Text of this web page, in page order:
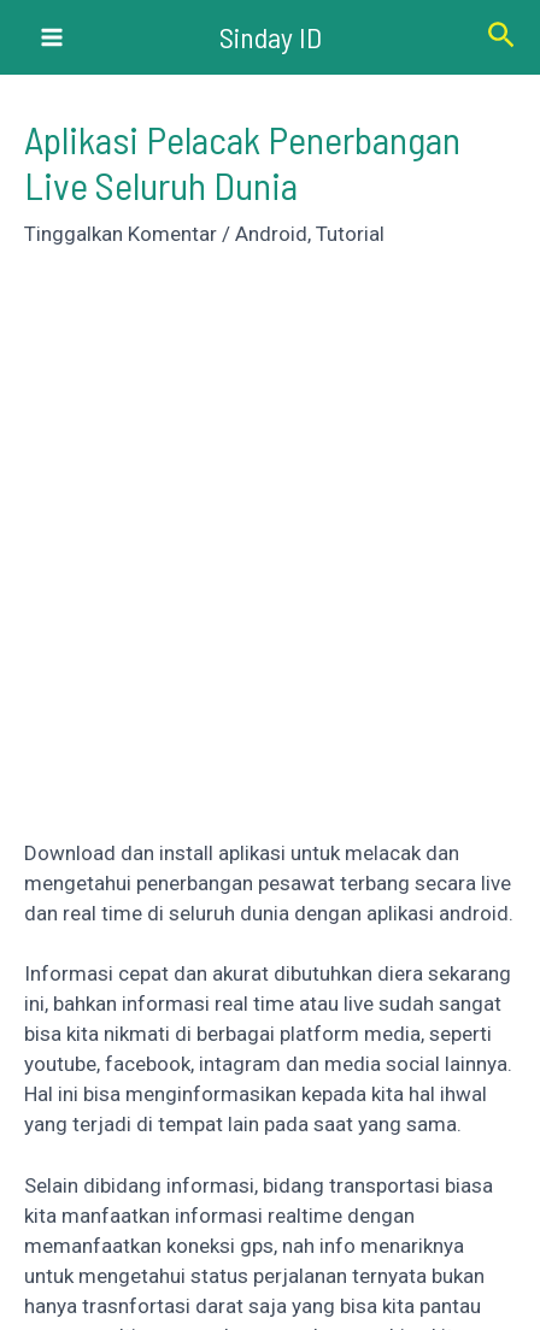
konten
Menu
Sinday ID Cari
Aplikasi Pelacak Penerbangan
Live Seluruh Dunia
Tinggalkan Komentar / Android, Tutorial
Download dan install aplikasi untuk melacak dan
mengetahui penerbangan pesawat terbang secara live
dan real time di seluruh dunia dengan aplikasi android.
Informasi cepat dan akurat dibutuhkan diera sekarang
ini, bahkan informasi real time atau live sudah sangat
bisa kita nikmati di berbagai platform media, seperti
youtube, facebook, intagram dan media social lainnya.
Hal ini bisa menginformasikan kepada kita hal ihwal
yang terjadi di tempat lain pada saat yang sama.
Selain dibidang informasi, bidang transportasi biasa
kita manfaatkan informasi realtime dengan
memanfaatkan koneksi gps, nah info menariknya
untuk mengetahui status perjalanan ternyata bukan
hanya trasnfortasi darat saja yang bisa kita pantau